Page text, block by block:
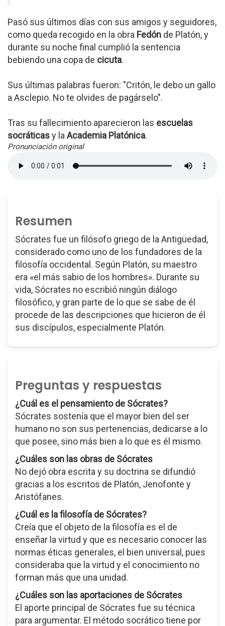
Pasó sus últimos días con sus amigos y seguidores,
como queda recogido en la obra Fedón de Platón, y
durante su noche final cumplió la sentencia
bebiendo una copa de cicuta.
Sus últimas palabras fueron: "Critón, le debo un gallo
a Asclepio. No te olvides de pagárselo".
Tras su fallecimiento aparecieron las escuelas
socráticasy la Academia Platónica.
Pronunciación original
Resumen
Sócrates fue un filósofo griego de la Antigüedad,
considerado como uno de los fundadores de la
filosofía occidental. Según Platón, su maestro
era «el más sabio de los hombres». Durante su
vida, Sócrates no escribió ningún diálogo
filosófico, y gran parte de lo que se sabe de él
procede de las descripciones que hicieron de él
sus discípulos, especialmente Platón.
Preguntas y respuestas
¿Cuál es el pensamiento de Sócrates?
Sócrates sostenía que el mayor bien del ser
humano no son sus pertenencias, dedicarse a lo
que posee, sino más bien a lo que es él mismo.
¿Cuáles son las obras de Sócrates
No dejó obra escrita y su doctrina se difundió
gracias a los escritos de Platón, Jenofonte y
Aristófanes.
¿Cuál es la filosofía de Sócrates?
Creía que el objeto de la filosofía es el de
enseñar la virtud y que es necesario conocer las
normas éticas generales, el bien universal, pues
consideraba que la virtud y el conocimiento no
forman más que una unidad.
¿Cuáles son las aportaciones de Sócrates
El aporte principal de Sócrates fue su técnica
para argumentar. El método socrático tiene por